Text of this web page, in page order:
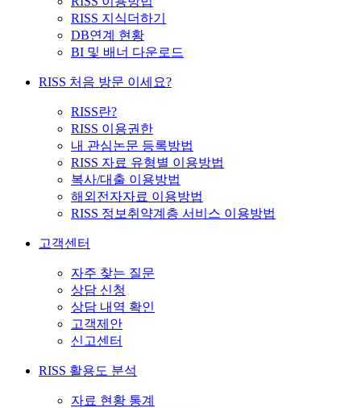
RISS 지식더하기
DB연계 현황
BI 및 배너 다운로드
RISS 처음 방문 이세요?
RISS란?
RISS 이용권한
내 관심논문 등록방법
RISS 자료 유형별 이용방법
복사/대출 이용방법
해외전자자료 이용방법
RISS 정보취약계층 서비스 이용방법
고객센터
자주 찾는 질문
상담 신청
상담 내역 확인
고객제안
신고센터
RISS 활용도 분석
자료 현황 통계